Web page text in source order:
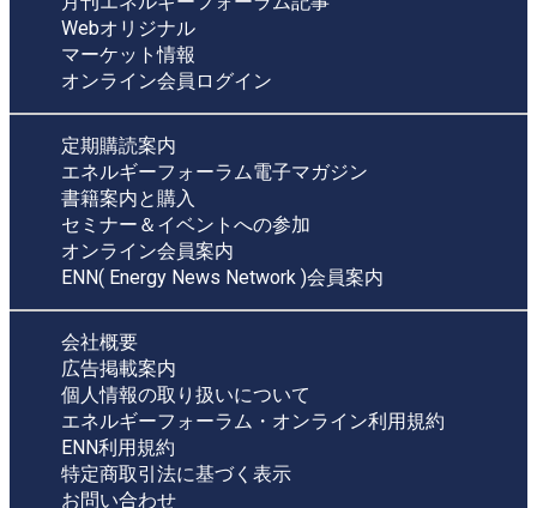
Webオリジナル
マーケット情報
オンライン会員ログイン
定期購読案内
エネルギーフォーラム電子マガジン
書籍案内と購入
セミナー＆イベントへの参加
オンライン会員案内
ENN( Energy News Network )会員案内
会社概要
広告掲載案内
個人情報の取り扱いについて
エネルギーフォーラム・オンライン利用規約
ENN利用規約
特定商取引法に基づく表示
お問い合わせ